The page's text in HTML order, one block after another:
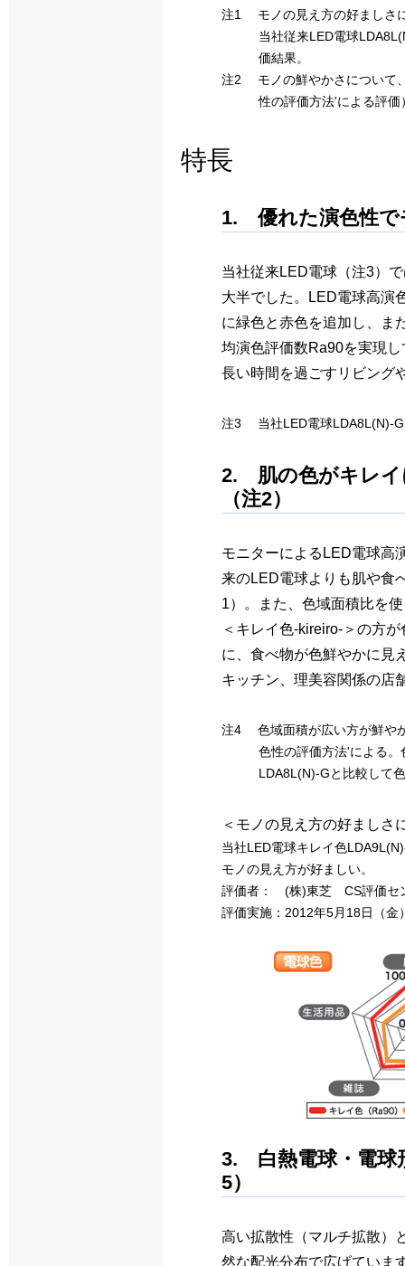
注1 モノの見え方の好ましさ
当社従来LED電球
価結果。
注2 モノの鮮やかさについて
性の評価方法'による評価
特長
1. 優れた演色性で
当社従来LED電球（注3）
大半でした。LED電球高演
に緑色と赤色を追加し、ま
均演色評価数Ra90を実現
長い時間を過ごすリビング
注3 当社LED電球LDA8L(N)-G
2. 肌の色がキレイ
（注2）
モニターによるLED電球高
来のLED電球よりも肌や食
1）。また、色域面積比を
＜キレイ色-kireiro-＞の方
に、食べ物が色鮮やかに見
キッチン、理美容関係の店
注4 色域面積が広い方が鮮や
色性の評価方法'による
LDA8L(N)-Gと比較して
＜モノの見え方の好ましさ
当社LED電球キレイ色
モノの見え方が好ましい。
評価者： (株)東芝 CS評価セ
評価実施：2012年5月18日（金
3. 白熱電球・電球
5）
高い拡散性（マルチ拡散）
然な配光分布で広げていま